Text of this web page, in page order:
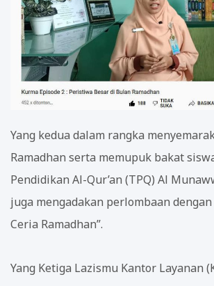
Yang kedua dalam rangka
Ramadhan serta memupuk bakat
Pendidikan Al-Qur’an (TPQ) Al
juga mengadakan perlombaan
Ceria Ramadhan”.
Yang Ketiga Lazismu Kantor Layanan